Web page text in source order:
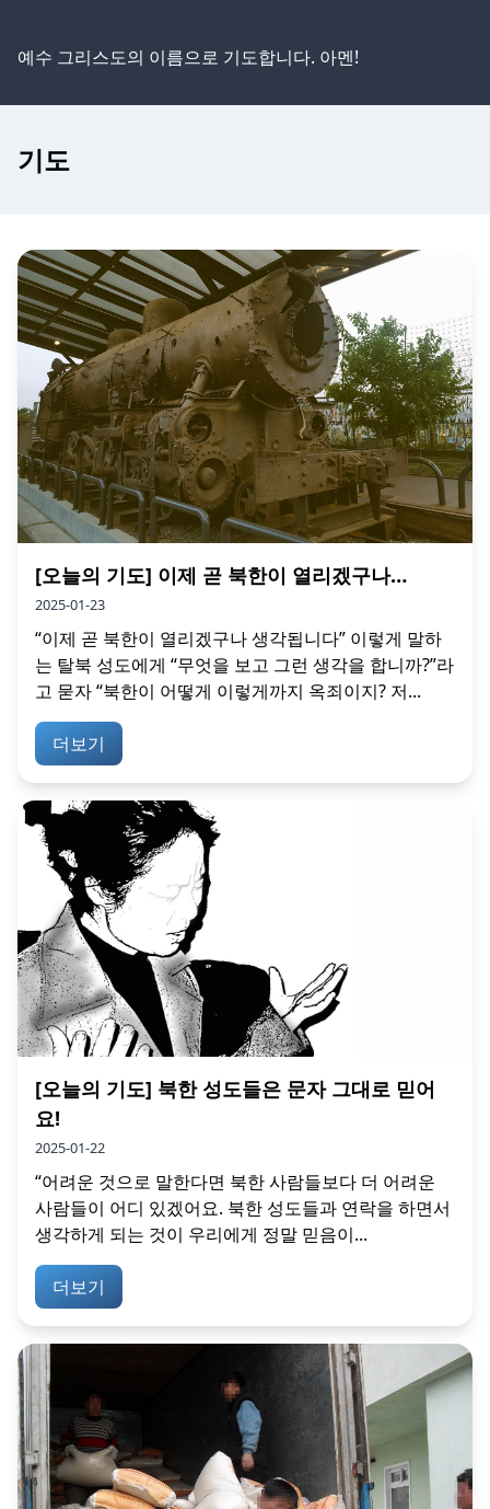
예수 그리스도의 이름으로 기도합니다. 아멘!
기도
[오늘의 기도] 이제 곧 북한이 열리겠구나…
2025-01-23
“이제 곧 북한이 열리겠구나 생각됩니다” 이렇게 말하
는 탈북 성도에게 “무엇을 보고 그런 생각을 합니까?”라
고 묻자 “북한이 어떻게 이렇게까지 옥죄이지? 저...
더보기
[오늘의 기도] 북한 성도들은 문자 그대로 믿어
요!
2025-01-22
“어려운 것으로 말한다면 북한 사람들보다 더 어려운
사람들이 어디 있겠어요. 북한 성도들과 연락을 하면서
생각하게 되는 것이 우리에게 정말 믿음이...
더보기